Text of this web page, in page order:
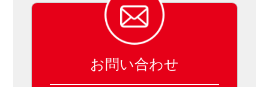
お問い合わせ